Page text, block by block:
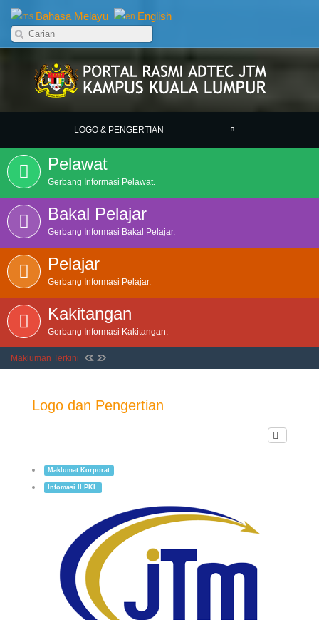
Bahasa Melayu English
LOGO & PENGERTIAN
Pelawat
Gerbang Informasi Pelawat.
Bakal Pelajar
Gerbang Informasi Bakal Pelajar.
Pelajar
Gerbang Informasi Pelajar.
Kakitangan
Gerbang Informasi Kakitangan.
Makluman Terkini
Logo dan Pengertian
Maklumat Korporat
Infomasi ILPKL